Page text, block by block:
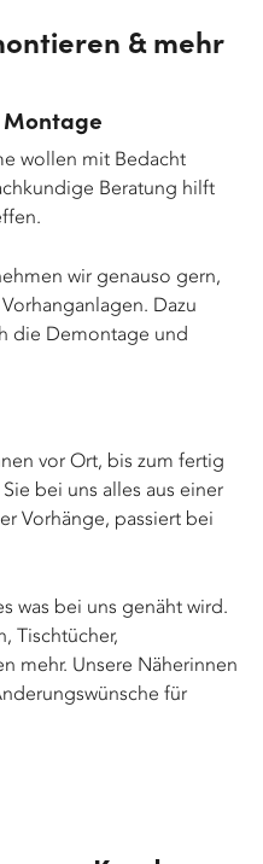
& mehr
Montage
wollen mit Bedacht
Beratung hilft
wir genauso gern,
Dazu
die Demontage und
vor Ort, bis zum fertig
bei uns alles aus einer
Vorhänge, passiert bei
was bei uns genäht wird.
Tischtücher,
mehr. Unsere Näherinnen
für